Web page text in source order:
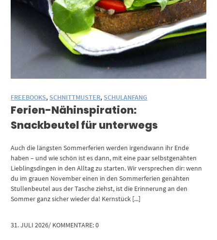
FREEBOOKS, SCHNITTMUSTER, SCHULANFANG
Ferien-Nähinspiration:
Snackbeutel für unterwegs
Auch die längsten Sommerferien werden irgendwann ihr Ende
haben – und wie schön ist es dann, mit eine paar selbstgenähten
Lieblingsdingen in den Alltag zu starten. Wir versprechen dir: wenn
du im grauen November einen in den Sommerferien genähten
Stullenbeutel aus der Tasche ziehst, ist die Erinnerung an den
Sommer ganz sicher wieder da! Kernstück [...]
31. JULI 2026/ KOMMENTARE: 0